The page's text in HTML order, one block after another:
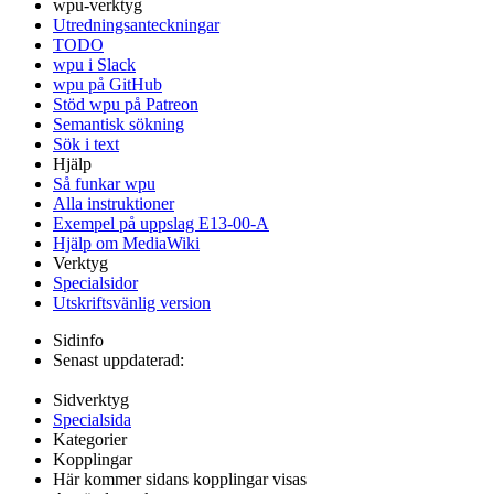
wpu-verktyg
Utredningsanteckningar
TODO
wpu i Slack
wpu på GitHub
Stöd wpu på Patreon
Semantisk sökning
Sök i text
Hjälp
Så funkar wpu
Alla instruktioner
Exempel på uppslag E13-00-A
Hjälp om MediaWiki
Verktyg
Specialsidor
Utskriftsvänlig version
Sidinfo
Senast uppdaterad:
Sidverktyg
Specialsida
Kategorier
Kopplingar
Här kommer sidans kopplingar visas